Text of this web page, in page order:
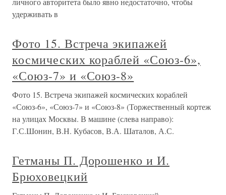
удерживать в
Фото 15. Встреча экипажей
космических кораблей «Союз-6»,
«Союз-7» и «Союз-8»
Фото 15. Встреча экипажей космических кораблей
«Союз-6», «Союз-7» и «Союз-8» (Торжественный кортеж
на улицах Москвы. В машине (слева направо):
Г.С.Шонин, В.Н. Кубасов, В.А. Шаталов, А.С.
Гетманы П. Дорошенко и И.
Брюховецкий